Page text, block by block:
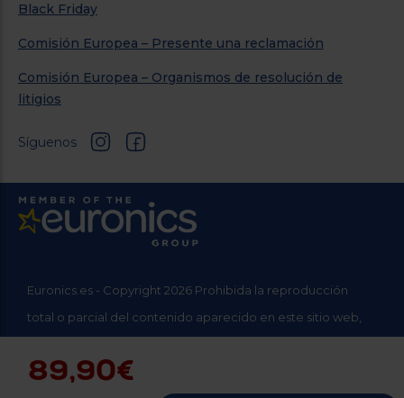
89,90€
Black Friday
Comisión Europea – Presente una reclamación
Comisión Europea – Organismos de resolución de
litigios
Síguenos
Euronics.es - Copyright 2026 Prohibida la reproducción
total o parcial del contenido aparecido en este sitio web,
* Datos agregados del grupo Sinersis